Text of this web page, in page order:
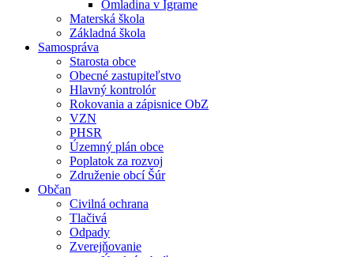
Omladina v Igrame
Materská škola
Základná škola
Samospráva
Starosta obce
Obecné zastupiteľstvo
Hlavný kontrolór
Rokovania a zápisnice ObZ
VZN
PHSR
Územný plán obce
Poplatok za rozvoj
Združenie obcí Šúr
Občan
Civilná ochrana
Tlačivá
Odpady
Zverejňovanie